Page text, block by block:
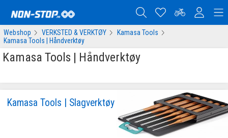
Webshop VERKSTED & VERKTØY
Kamasa Tools
Kamasa Tools | Håndverktøy
Kamasa Tools | Håndverktøy
Kamasa Tools | Slagverktøy